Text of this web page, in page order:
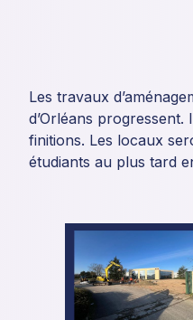
Les travaux
d’Orléans progressent.
finitions. Les locaux
étudiants au plus tard